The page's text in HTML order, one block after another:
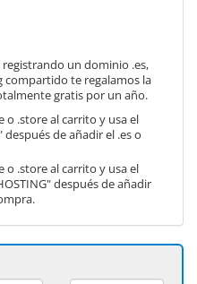
registrando un dominio .es,
te regalamos la
gratis por un año.
o .store al carrito y usa el
después de añadir el .es o
o .store al carrito y usa el
después de añadir